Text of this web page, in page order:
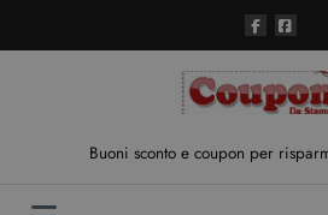
contenuto
Buoni sconto e coupon per